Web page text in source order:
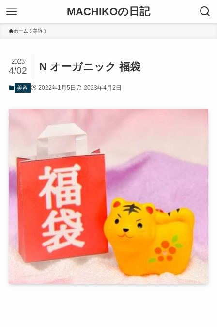
MACHIKOの日記
ホーム 美容
N オーガニック 福袋
2023
4/02
美容 2022年1月5日 2023年4月2日